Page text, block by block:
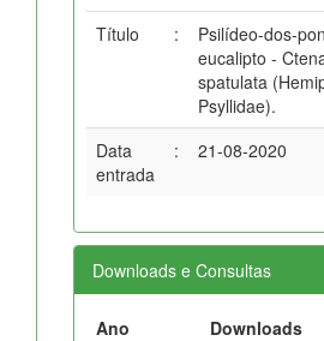
Título :
Psilídeo-dos-
eucalipto -
spatulata
Psyllidae).
Data
entrada
: 21-08-2020
Downloads e Consultas
Ano Downloads